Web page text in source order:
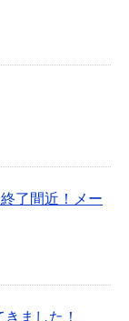
了間近！メー
ました！